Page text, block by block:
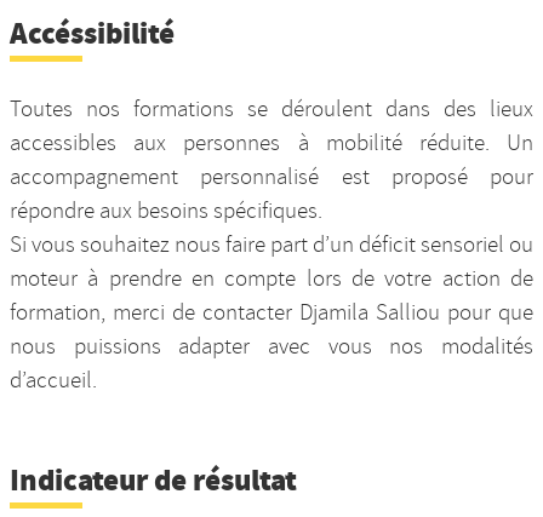
Accéssibilité
Toutes nos formations se déroulent dans des lieux
accessibles aux personnes à mobilité réduite. Un
accompagnement personnalisé est proposé pour
répondre aux besoins spécifiques.
Si vous souhaitez nous faire part d’un déficit sensoriel ou
moteur à prendre en compte lors de votre action de
formation, merci de contacter Djamila Salliou pour que
nous puissions adapter avec vous nos modalités
d’accueil.
Indicateur de résultat